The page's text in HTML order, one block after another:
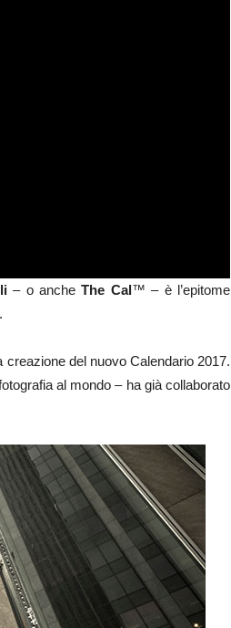
– o ancheThe Cal™ – è l’epitome
creazione del nuovo Calendario 2017.
al mondo – ha già collaborato